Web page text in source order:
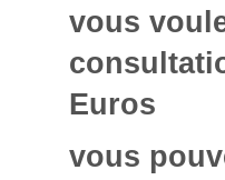
vous
Euros
vous